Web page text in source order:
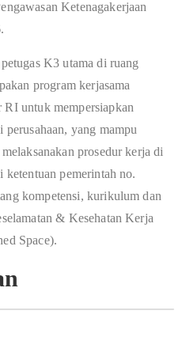
Ketenagakerjaan
K3 utama di ruang
program kerjasama
RI untuk mempersiapkan
perusahaan, yang mampu
prosedur kerja di
ketentuan pemerintah no.
kompetensi, kurikulum dan
& Kesehatan Kerja
Space).